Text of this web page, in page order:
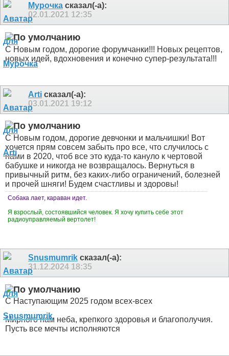
Мурочка сказал(-а):
02.01.2021 12:35
С Новым годом, дорогие форумчанки!!! Новых рецептов,
новых идей, вдохновения и конечно супер-результата!!!
Arti сказал(-а):
03.01.2021 19:12
С Новым годом, дорогие девчонки и мальчишки! Вот
хочется прям совсем забыть про все, что случилось с
нами в 2020, чтоб все это куда-то кануло к чертовой
бабушке и никогда не возвращалось. Вернуться в
привычный ритм, без каких-либо ограничений, болезней
и прочей шняги! Будем счастливы и здоровы!
Собака лает, караван идет.
Я взрослый, состоявшийся человек. Я хочу купить себе этот
радиоуправляемый вертолет!
Snusmumrik сказал(-а):
31.12.2024 18:35
С Наступающим 2025 годом всех-всех
Мирного нам неба, крепкого здоровья и благополучия.
Пусть все мечты исполняются